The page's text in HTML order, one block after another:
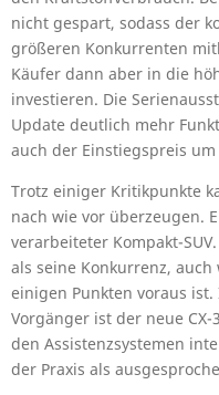
nicht gespart, sodass der
größeren Konkurrenten
Käufer dann aber in die
investieren. Die
Update deutlich mehr
auch der Einstiegspreis
Trotz einiger Kritikpunkte
nach wie vor überzeugen.
verarbeiteter Kompakt-
als seine Konkurrenz,
einigen Punkten voraus
Vorgänger ist der neue
den Assistenzsystemen
der Praxis als